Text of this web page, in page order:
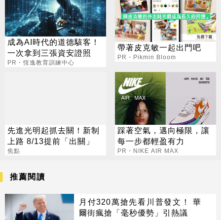
成為AI時代的道德駭客！
一次拿到三張資安證照
PR・恆逸教育訓練中心
帶著皮克敏一起出門吧
PR・Pikmin Bloom
先進光明起抓去關！新制
上路 8/13提前「出關」
焦點
踩著空氣，邁向極限，讓
每一步都輕盈有力
PR・NIKE AIR MAX
推薦閱讀
月付320萬搶先看川普發文！ 華
爾街瘋搶「毫秒優勢」引熱議